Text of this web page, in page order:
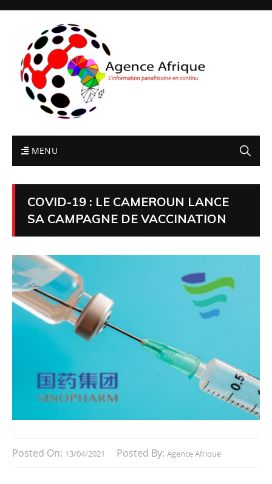
MENU
COVID-19 : LE CAMEROUN LANCE
SA CAMPAGNE DE VACCINATION
Posted On: 13/04/2021 Posted By: Agence Afrique